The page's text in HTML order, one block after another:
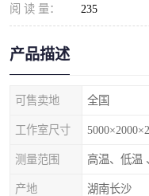
阅 读 量： 235
产品描述
可售卖地 全国
工作室尺寸
测量范围 高温、低温
产地 湖南长沙